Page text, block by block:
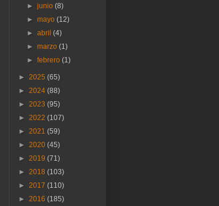
►junio(8)
►mayo(12)
►abril(4)
►marzo(1)
►febrero(1)
► 2025 (65)
► 2024 (88)
► 2023 (95)
► 2022 (107)
► 2021 (59)
► 2020 (45)
► 2019 (71)
► 2018 (103)
► 2017 (110)
► 2016 (185)